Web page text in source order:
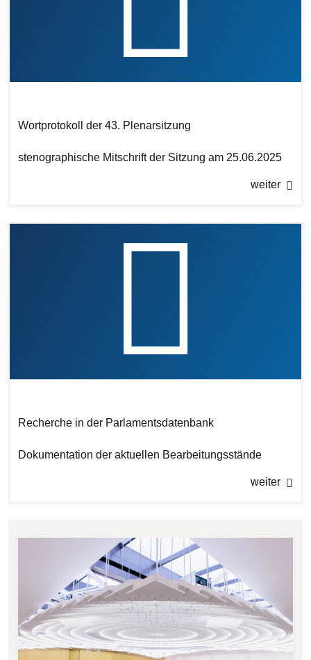
Wortprotokoll der 43. Plenarsitzung
stenographische Mitschrift der Sitzung am 25.06.2025
weiter
Recherche in der Parlamentsdatenbank
Dokumentation der aktuellen Bearbeitungsstände
weiter